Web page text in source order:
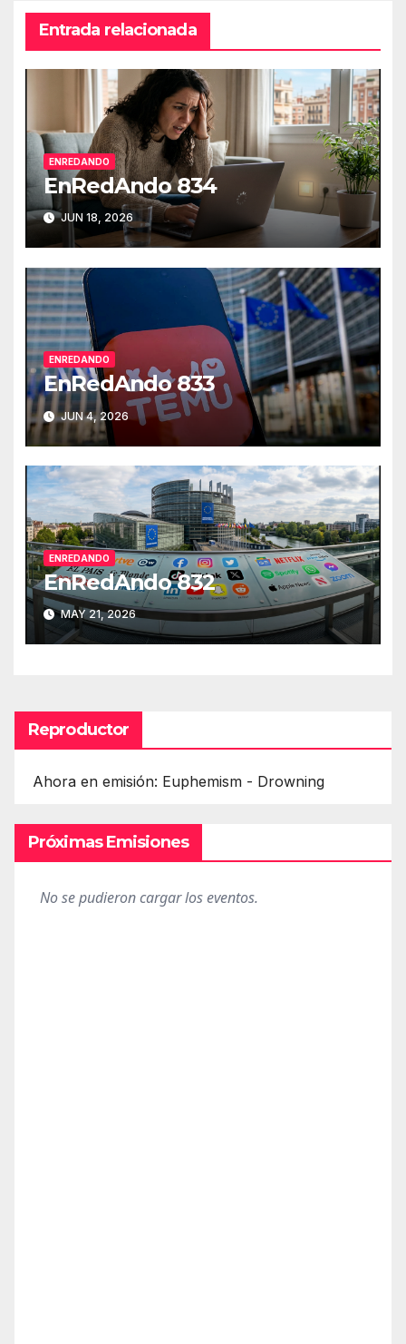
Entrada relacionada
ENREDANDO
EnRedAndo 834
JUN 18, 2026
ENREDANDO
EnRedAndo 833
JUN 4, 2026
ENREDANDO
EnRedAndo 832
MAY 21, 2026
Reproductor
Ahora en emisión: Euphemism - Drowning
Próximas Emisiones